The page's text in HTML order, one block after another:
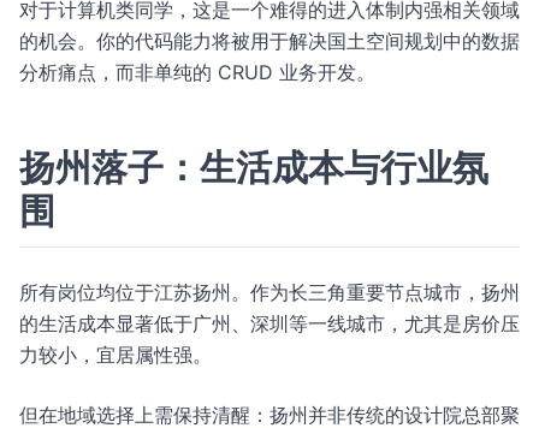
对于计算机类同学，这是一个难得的进入体制内强相关领域
的机会。你的代码能力将被用于解决国土空间规划中的数据
分析痛点，而非单纯的 CRUD 业务开发。
扬州落子：生活成本与行业氛
围
所有岗位均位于江苏扬州。作为长三角重要节点城市，扬州
的生活成本显著低于广州、深圳等一线城市，尤其是房价压
力较小，宜居属性强。
但在地域选择上需保持清醒：扬州并非传统的设计院总部聚